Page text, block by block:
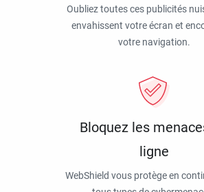
Oubliez toutes ces publicités
envahissent votre écran et
votre navigation.
Bloquez les
ligne
WebShield vous protège en